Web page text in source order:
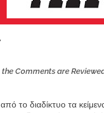
Comments are
το διαδίκτυο τα